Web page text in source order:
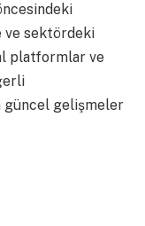
ve sektördeki
platformlar ve
güncel gelişmeler